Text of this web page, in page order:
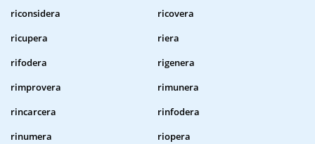
riconsidera
ricovera
ricupera
riera
rifodera
rigenera
rimprovera
rimunera
rincarcera
rinfodera
rinumera
riopera